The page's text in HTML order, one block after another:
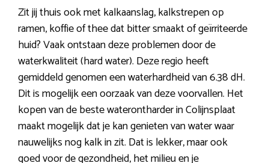
Zit jij thuis ook met kalkaanslag, kalkstrepen op
ramen, koffie of thee dat bitter smaakt of geïrriteerde
huid? Vaak ontstaan deze problemen door de
waterkwaliteit (hard water). Deze regio heeft
gemiddeld genomen een waterhardheid van 6.38 dH.
Dit is mogelijk een oorzaak van deze voorvallen. Het
kopen van de beste waterontharder in Colijnsplaat
maakt mogelijk dat je kan genieten van water waar
nauwelijks nog kalk in zit. Dat is lekker, maar ook
goed voor de gezondheid, het milieu en je